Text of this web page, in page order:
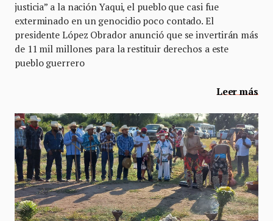
justicia” a la nación Yaqui, el pueblo que casi fue
exterminado en un genocidio poco contado. El
presidente López Obrador anunció que se invertirán más
de 11 mil millones para la restituir derechos a este
pueblo guerrero
Leer más